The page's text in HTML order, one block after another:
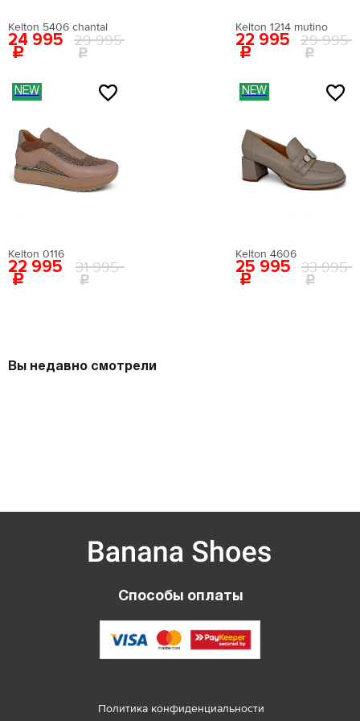
Kelton 5406 chantal
24 995 29 995
Kelton 1214 mutino
22 995 29 995
NEW
Kelton 0116
22 995 31 995
NEW
Kelton 4606
25 995 33 995
Вы недавно смотрели
Способы оплаты
Политика конфиденциальности